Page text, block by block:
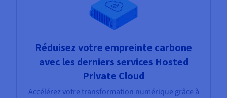
Réduisez votre empreinte carbone
avec les derniers services Hosted
Private Cloud
Accélérez votre transformation numérique grâce à